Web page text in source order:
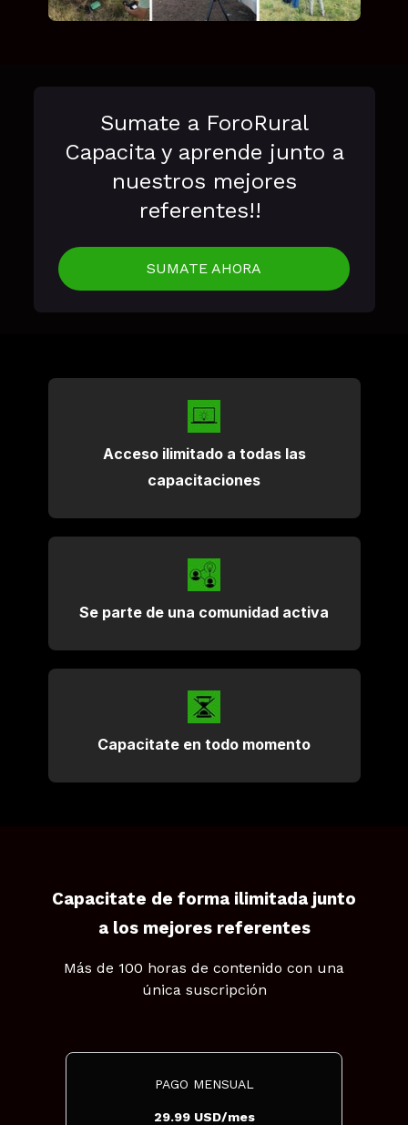
Sumate a ForoRural
Capacita y aprende junto a
nuestros mejores
referentes!!
SUMATE AHORA
Acceso ilimitado a todas las
capacitaciones
Se parte de una comunidad activa
Capacitate en todo momento
Capacitate de forma ilimitada junto
a los mejores referentes
Más de 100 horas de contenido con una
única suscripción
PAGO MENSUAL
29.99 USD/mes